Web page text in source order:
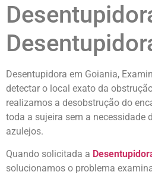
Desentupidora em Goiania,
detectar o local exato da
realizamos a desobstrução do
toda a sujeira sem a necessidade
azulejos.
Quando solicitada a
solucionamos o problema